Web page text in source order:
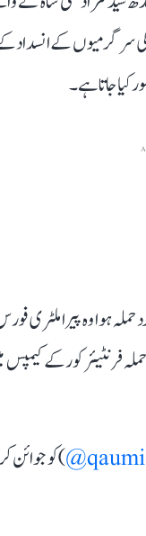
سرگرمیوں کے انسداد
کیا جاتا ہے۔
وہ پیرا ملٹری
فرنٹیئر کور کے
) کو